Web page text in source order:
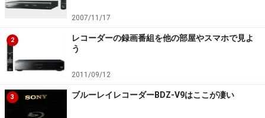
2007/11/17
2
レコーダーの録画番組を他の部屋やスマホで見よ
う
2011/09/12
3 ブルーレイレコーダーBDZ-V9はここが凄い